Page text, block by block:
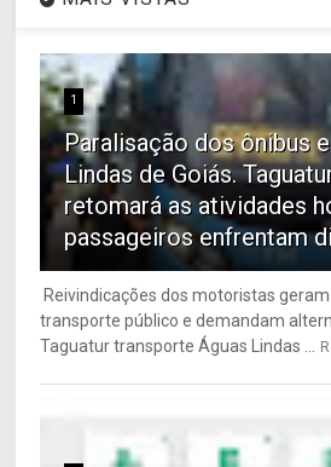
1
Paralisação dos ônibus
Lindas de Goiás.
retomará as atividades
passageiros enfrentam
Reivindicações dos motoristas
transporte público e demandam
Taguatur transporte Águas Lindas ...